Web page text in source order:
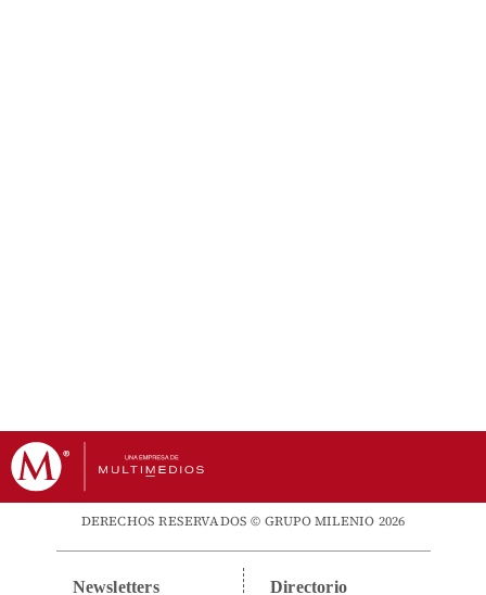
DERECHOS RESERVADOS © GRUPO MILENIO 2026
Newsletters Directorio